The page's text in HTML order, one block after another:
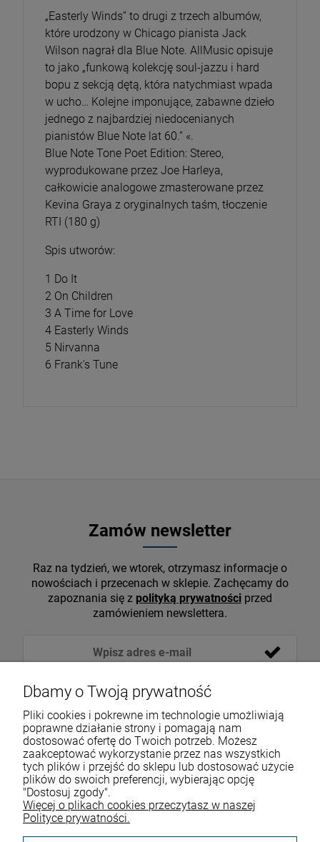
„Easterly Winds” to drugi z trzech albumów,
które urodzony w Chicago pianista Jack
Wilson nagrał dla Blue Note. AllMusic opisuje
to jako „funkową kolekcję soul-jazzu i hard
bopu z sekcją dętą, która natychmiast wpada
w ucho… Kolejne imponujące, zabawne dzieło
jednego z najbardziej niedocenianych
pianistów Blue Note lat 60.” «.
Blue Note Tone Poet Edition: Stereo,
wyprodukowane przez Joe Harleya,
całkowicie analogowe zmasterowane przez
Kevina Graya z oryginalnych taśm, tłoczenie
RTI (180 g)
Spis utworów:
1 Do It
2 On Children
3 A Time for Love
4 Easterly Winds
5 Nirvanna
6 Frank's Tune
Zamów newsletter
Raz na tydzień, we wtorek, otrzymasz informacje o
nowościach i przecenach w sklepie. Zachęcamy do
zapoznania się z polityką prywatności przed
zamówieniem newslettera.
VOICESHOP.PL
ZAKUPY
Dbamy o Twoją prywatność
Pliki cookies i pokrewne im technologie umożliwiają
poprawne działanie strony i pomagają nam
dostosować ofertę do Twoich potrzeb. Możesz
zaakceptować wykorzystanie przez nas wszystkich
tych plików i przejść do sklepu lub dostosować użycie
plików do swoich preferencji, wybierając opcję
"Dostosuj zgody".
Więcej o plikach cookies przeczytasz w naszej
Polityce prywatności.